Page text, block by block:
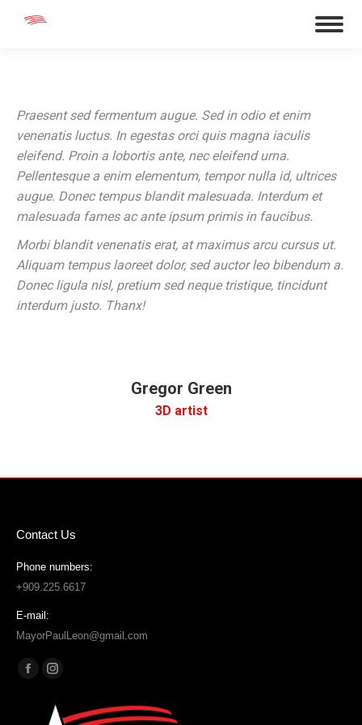
Praesent sed fermentum augue. Sed in odio et enim
venenatis luctus. In egestas orci quis magna iaculis
eleifend. Proin a lobortis ante, nec eleifend urna.
Pellentesque a enim elementum, tempor nulla id, ultrices
augue. Donec tempus blandit malesuada. Interdum et
malesuada fames ac ante ipsum primis in faucibus.
Morbi blandit venenatis erat, at maximus arcu cursus ut.
Aliquam tempus laoreet dolor, sed auctor leo bibendum a.
Donec ligula nisl, pretium sed neque tristique, tincidunt
interdum justo. Thanx!
Gregor Green
3D artist
Contact Us
Phone numbers:
+909.225.6617
E-mail:
MayorPaulLeon@gmail.com
Find us on:
Facebook
opens
Instagram
opens